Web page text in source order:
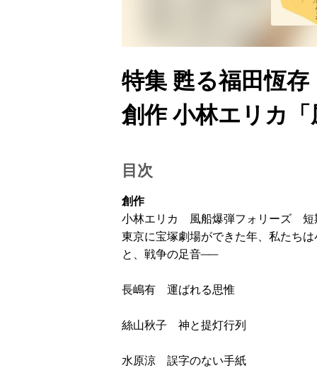
特集 甦る福田恆存
創作 小林エリカ
目次
創作
小林エリカ 風船爆弾フォリーズ
東京に宝塚劇場ができた年、私たち
と、戦争の足音──
長嶋有 運ばれる思惟
絲山秋子 神と提灯行列
水原涼 誤字のない手紙